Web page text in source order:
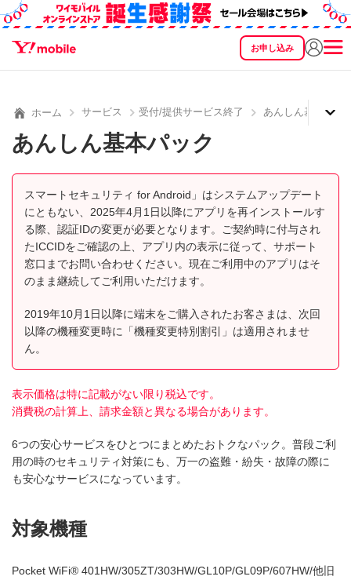
お申し込み
SEARCH
ホーム サービス 受付/提供サービス終了 あんしん基本パッ
あんしん基本パック
スマートセキュリティ for Android」はシステムアップデート
にともない、2025年4月1日以降にアプリを再インストールす
る際、認証IDの変更が必要となります。ご契約時に付与され
たICCIDをご確認の上、アプリ内の表示に従って、サポート
窓口までお問い合わせください。現在ご利用中のアプリはそ
のまま継続してご利用いただけます。
2019年10月1日以降に端末をご購入されたお客さまは、次回
以降の機種変更時に「機種変更特別割引」は適用されませ
ん。
表示価格は特に記載がない限り税込です。
消費税の計算上、請求金額と異なる場合があります。
6つの安心サービスをひとつにまとめたおトクなパック。普段ご利
用の時のセキュリティ対策にも、万一の盗難・紛失・故障の際に
も安心なサービスになっています。
対象機種
Pocket WiFi® 401HW/305ZT/303HW/GL10P/GL09P/607HW/他旧